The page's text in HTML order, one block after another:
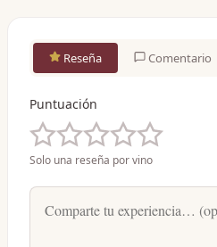
Reseña Comentario
Puntuación
Solo una reseña por vino